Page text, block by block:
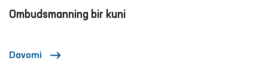
Ombudsmanning bir kuni
Davomi